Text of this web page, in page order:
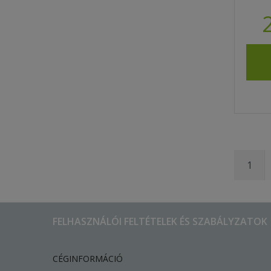
1
FELHASZNÁLÓI FELTÉTELEK ÉS SZABÁLYZATOK
CÉGINFORMÁCIÓ